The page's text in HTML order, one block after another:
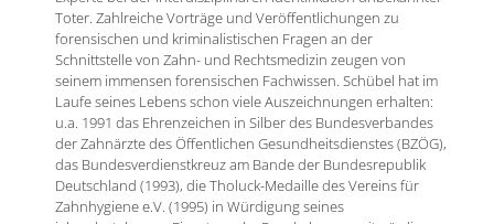
Toter. Zahlreiche Vorträge und Veröffentlichungen zu
forensischen und kriminalistischen Fragen an der
Schnittstelle von Zahn- und Rechtsmedizin zeugen von
seinem immensen forensischen Fachwissen. Schübel hat im
Laufe seines Lebens schon viele Auszeichnungen erhalten:
u.a. 1991 das Ehrenzeichen in Silber des Bundesverbandes
der Zahnärzte des Öffentlichen Gesundheitsdienstes (BZÖG),
das Bundesverdienstkreuz am Bande der Bundesrepublik
Deutschland (1993), die Tholuck-Medaille des Vereins für
Zahnhygiene e.V. (1995) in Würdigung seines